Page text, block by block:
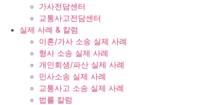
가사전담센터
교통사고전담센터
실제 사례 & 칼럼
이혼/가사 소송 실제 사례
형사 소송 실제 사례
개인회생/파산 실제 사례
민사소송 실제 사례
교통사고 소송 실제 사례
법률 칼럼